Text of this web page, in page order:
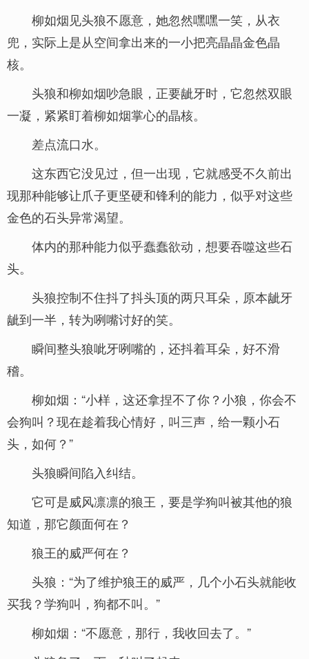
柳如烟见头狼不愿意，她忽然嘿嘿一笑，从衣
兜，实际上是从空间拿出来的一小把亮晶晶金色晶
核。
头狼和柳如烟吵急眼，正要龇牙时，它忽然双眼
一凝，紧紧盯着柳如烟掌心的晶核。
差点流口水。
这东西它没见过，但一出现，它就感受不久前出
现那种能够让爪子更坚硬和锋利的能力，似乎对这些
金色的石头异常渴望。
体内的那种能力似乎蠢蠢欲动，想要吞噬这些石
头。
头狼控制不住抖了抖头顶的两只耳朵，原本龇牙
龇到一半，转为咧嘴讨好的笑。
瞬间整头狼呲牙咧嘴的，还抖着耳朵，好不滑
稽。
柳如烟：“小样，这还拿捏不了你？小狼，你会不
会狗叫？现在趁着我心情好，叫三声，给一颗小石
头，如何？”
头狼瞬间陷入纠结。
它可是威风凛凛的狼王，要是学狗叫被其他的狼
知道，那它颜面何在？
狼王的威严何在？
头狼：“为了维护狼王的威严，几个小石头就能收
买我？学狗叫，狗都不叫。”
柳如烟：“不愿意，那行，我收回去了。”